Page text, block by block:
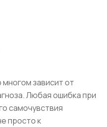
зависит от
Любая ошибка при
самочувствия
просто к